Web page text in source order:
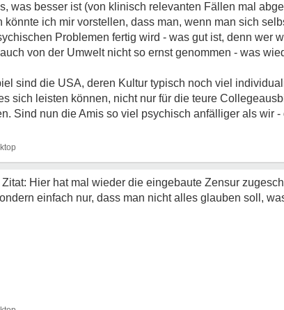
was besser ist (von klinisch relevanten Fällen mal
könnte ich mir vorstellen, dass man, wenn man sich
Problemen fertig wird - was gut ist, denn wer
von der Umwelt nicht so ernst genommen - was
sind die USA, deren Kultur typisch noch viel
sich leisten können, nicht nur für die teure
Sind nun die Amis so viel psychisch anfälliger als wir
Hier hat mal wieder die eingebaute Zensur
einfach nur, dass man nicht alles glauben soll,